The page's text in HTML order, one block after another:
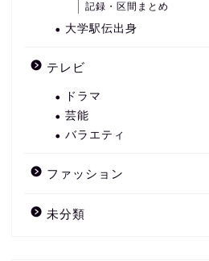
記録・区間まとめ
大学駅伝出身
テレビ
ドラマ
芸能
バラエティ
ファッション
未分類